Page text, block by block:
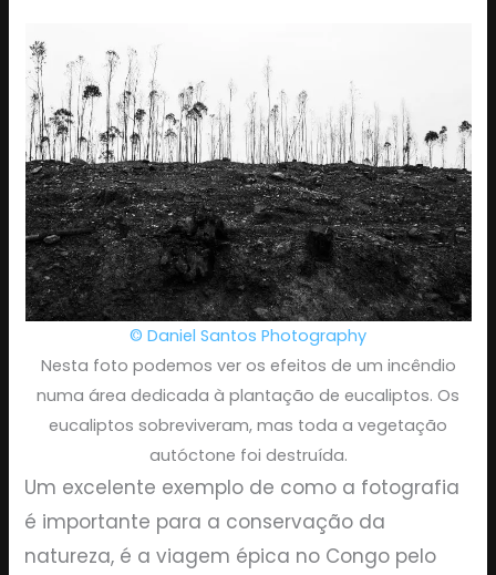
© Daniel Santos Photography
Nesta foto podemos ver os efeitos de um incêndio
numa área dedicada à plantação de eucaliptos. Os
eucaliptos sobreviveram, mas toda a vegetação
autóctone foi destruída.
Um excelente exemplo de como a fotografia
é importante para a conservação da
natureza, é a viagem épica no Congo pelo